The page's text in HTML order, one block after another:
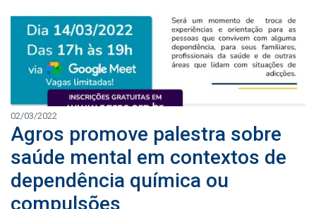
02/03/2022
Agros promove palestra sobre
saúde mental em contextos de
dependência química ou
compulsões